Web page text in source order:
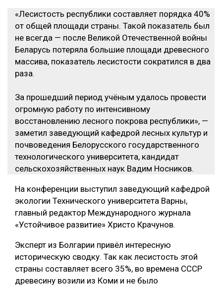
«Лесистость республики составляет порядка 40%
от общей площади страны. Такой показатель был
не всегда — после Великой Отечественной войны
Беларусь потеряла большие площади древесного
массива, показатель лесистости сократился в два
раза.
За прошедший период учёным удалось провести
огромную работу по интенсивному
восстановлению лесного покрова республики», —
заметил заведующий кафедрой лесных культур и
почвоведения Белорусского государственного
технологического университета, кандидат
сельскохозяйственных наук Вадим Носников.
На конференции выступил заведующий кафедрой
экологии Технического университета Варны,
главный редактор Международного журнала
«Устойчивое развитие» Христо Крачунов.
Эксперт из Болгарии привёл интересную
историческую сводку. Так как лесистость этой
страны составляет всего 35%, во времена СССР
древесину возили из Коми и не было